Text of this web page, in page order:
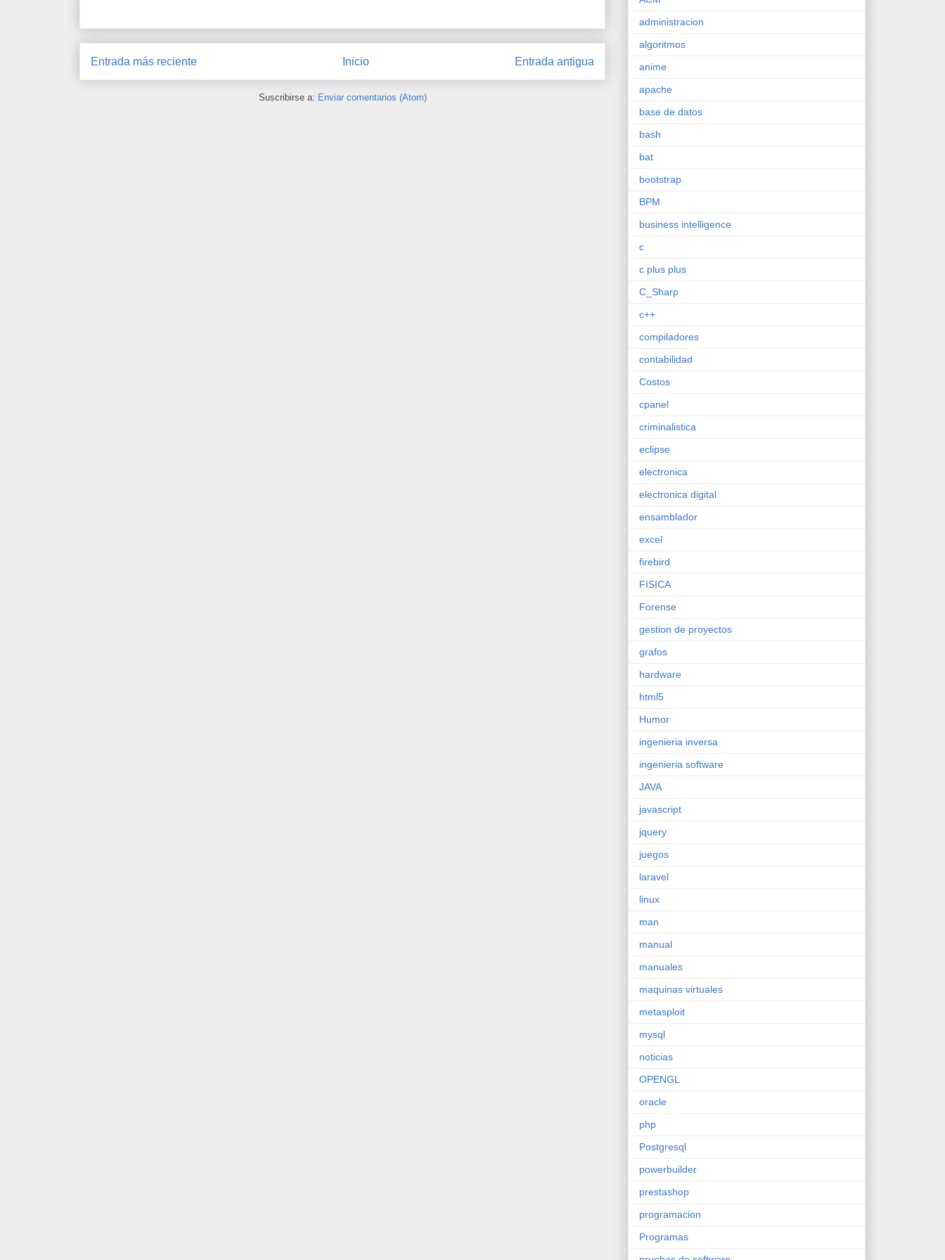
Entrada más reciente Entrada antigua
Inicio
Suscribirse a: Enviar comentarios (Atom)
administracion
algoritmos
anime
apache
base de datos
bash
bat
bootstrap
BPM
business intelligence
c
c plus plus
C_Sharp
c++
compiladores
contabilidad
Costos
cpanel
criminalistica
eclipse
electronica
electronica digital
ensamblador
excel
firebird
FISICA
Forense
gestion de proyectos
grafos
hardware
html5
Humor
ingenieria inversa
ingenieria software
JAVA
javascript
jquery
juegos
laravel
linux
man
manual
manuales
maquinas virtuales
metasploit
mysql
noticias
OPENGL
oracle
php
Postgresql
powerbuilder
prestashop
programacion
Programas